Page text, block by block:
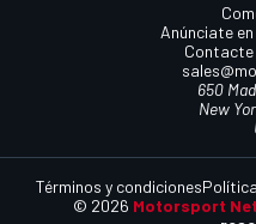
Anúnciate
Contacte
650
New
© 2026 Motorsport
Términos y condiciones